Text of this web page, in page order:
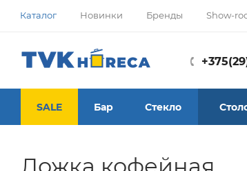
Каталог Новинки Бренды Show-
SALE Бар Стекло